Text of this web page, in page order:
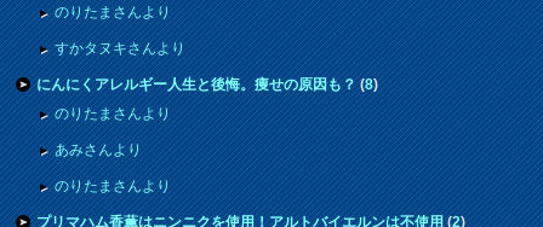
のりたまさんより
すかタヌキさんより
にんにくアレルギー人生と後悔。痩せの原因も？(8)
のりたまさんより
あみさんより
のりたまさんより
プリマハム香薫はニンニクを使用！アルトバイエルンは不使用(2)